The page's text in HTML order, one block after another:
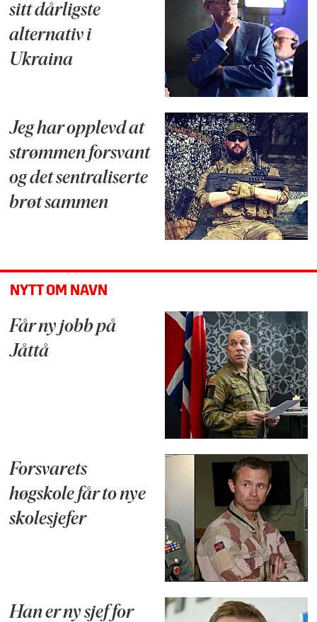
sitt dårligste
alternativ i
Ukraina
Jeg har opplevd at
strømmen forsvant
og det sentraliserte
brøt sammen
NYTT OM NAVN
Får ny jobb på
Jåttå
Forsvarets
høgskole får to nye
skolesjefer
Han er ny sjef for